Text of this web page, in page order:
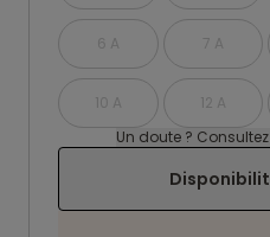
6 A 7 A
10 A 12 A
Un doute ?